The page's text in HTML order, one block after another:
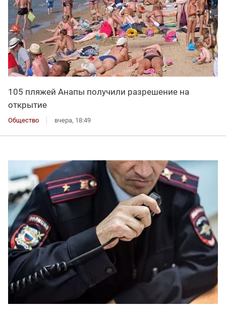
105 пляжей Анапы получили разрешение на
открытие
Общество вчера, 18:49